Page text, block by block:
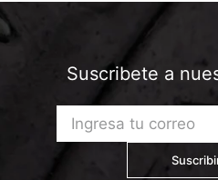
Suscribete a